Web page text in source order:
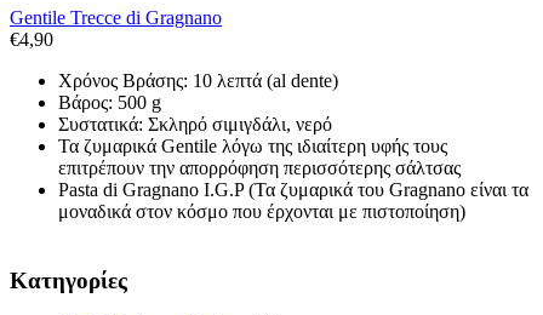
Gentile Trecce di Gragnano
€4,90
Χρόνος Βράσης: 10 λεπτά (al dente)
Βάρος: 500 g
Συστατικά: Σκληρό σιμιγδάλι, νερό
Τα ζυμαρικά Gentile λόγω της ιδιαίτερη υφής τους
επιτρέπουν την απορρόφηση περισσότερης σάλτσας
Pasta di Gragnano I.G.P (Τα ζυμαρικά του Gragnano είναι τα
μοναδικά στον κόσμο που έρχονται με πιστοποίηση)
Κατηγορίες